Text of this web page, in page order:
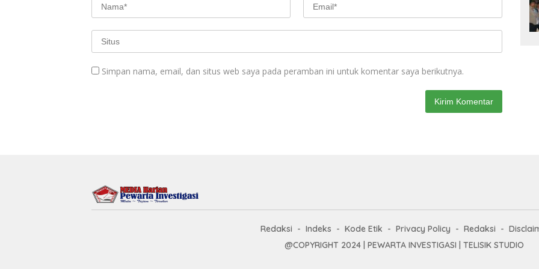
Simpan nama, email, dan situs web saya pada peramban ini untuk komentar saya berikutnya.
Redaksi Indeks Kode Etik Privacy Policy Redaksi
@COPYRIGHT 2024 | PEWARTA INVESTIGASI | TELISIK STUDIO